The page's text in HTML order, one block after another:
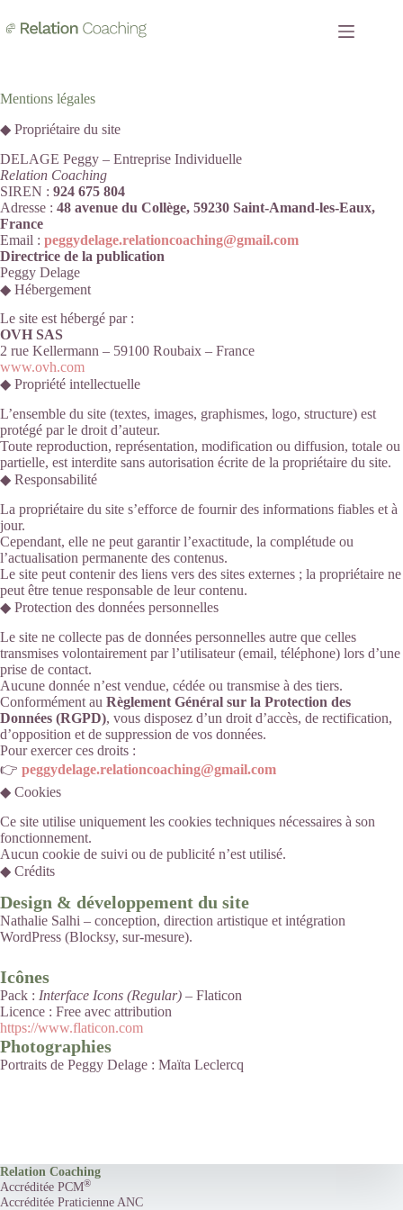
au
contenu
Mentions légales
◆ Propriétaire du site
DELAGE Peggy – Entreprise Individuelle
Relation Coaching
SIREN : 924 675 804
Adresse : 48 avenue du Collège, 59230 Saint-Amand-les-Eaux,
France
Email : peggydelage.relationcoaching@gmail.com
Directrice de la publication
Peggy Delage
◆ Hébergement
Le site est hébergé par :
OVH SAS
2 rue Kellermann – 59100 Roubaix – France
www.ovh.com
◆ Propriété intellectuelle
L’ensemble du site (textes, images, graphismes, logo, structure) est
protégé par le droit d’auteur.
Toute reproduction, représentation, modification ou diffusion, totale ou
partielle, est interdite sans autorisation écrite de la propriétaire du site.
◆ Responsabilité
La propriétaire du site s’efforce de fournir des informations fiables et à
jour.
Cependant, elle ne peut garantir l’exactitude, la complétude ou
l’actualisation permanente des contenus.
Le site peut contenir des liens vers des sites externes ; la propriétaire ne
peut être tenue responsable de leur contenu.
◆ Protection des données personnelles
Le site ne collecte pas de données personnelles autre que celles
transmises volontairement par l’utilisateur (email, téléphone) lors d’une
prise de contact.
Aucune donnée n’est vendue, cédée ou transmise à des tiers.
Conformément au Règlement Général sur la Protection des
Données (RGPD), vous disposez d’un droit d’accès, de rectification,
d’opposition et de suppression de vos données.
Pour exercer ces droits :
👉 peggydelage.relationcoaching@gmail.com
◆ Cookies
Ce site utilise uniquement les cookies techniques nécessaires à son
fonctionnement.
Aucun cookie de suivi ou de publicité n’est utilisé.
◆ Crédits
Design & développement du site
Nathalie Salhi – conception, direction artistique et intégration
WordPress (Blocksy, sur-mesure).
Icônes
Pack : Interface Icons (Regular) – Flaticon
Licence : Free avec attribution
https://www.flaticon.com
Photographies
Portraits de Peggy Delage : Maïta Leclercq
Relation Coaching
Accréditée PCM®
Accréditée Praticienne ANC